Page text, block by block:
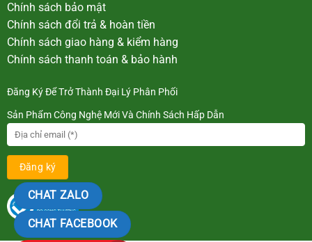
Chính sách bảo mật
Chính sách đổi trả & hoàn tiền
Chính sách giao hàng & kiểm hàng
Chính sách thanh toán & bảo hành
Đăng Ký Để Trở Thành Đại Lý Phân Phối
Sản Phẩm Công Nghệ Mới Và Chính Sách Hấp Dẫn
CHAT ZALO
CHAT FACEBOOK